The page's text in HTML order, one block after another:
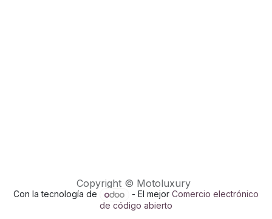
Copyright © Motoluxury
Con la tecnología de - El mejor Comercio electrónico
de código abierto